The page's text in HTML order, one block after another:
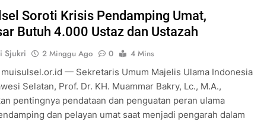
Soroti Krisis Pendamping Umat,
Butuh 4.000 Ustaz dan Ustazah
Sjukri 2 Minggu Ago 0
4 Mins
muisulsel.or.id — Sekretaris Umum Majelis Ulama Indonesia
Selatan, Prof. Dr. KH. Muammar Bakry, Lc., M.A.,
pentingnya pendataan dan penguatan peran ulama
dan pelayan umat saat menjadi pengarah dalam